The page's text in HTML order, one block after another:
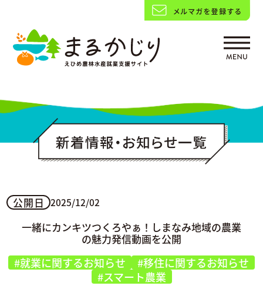
公開日 2025/12/02
一緒にカンキツつくろやぁ！しまなみ地域の農業
の魅力発信動画を公開
#就業に関するお知らせ
#移住に関するお知らせ
#スマート農業